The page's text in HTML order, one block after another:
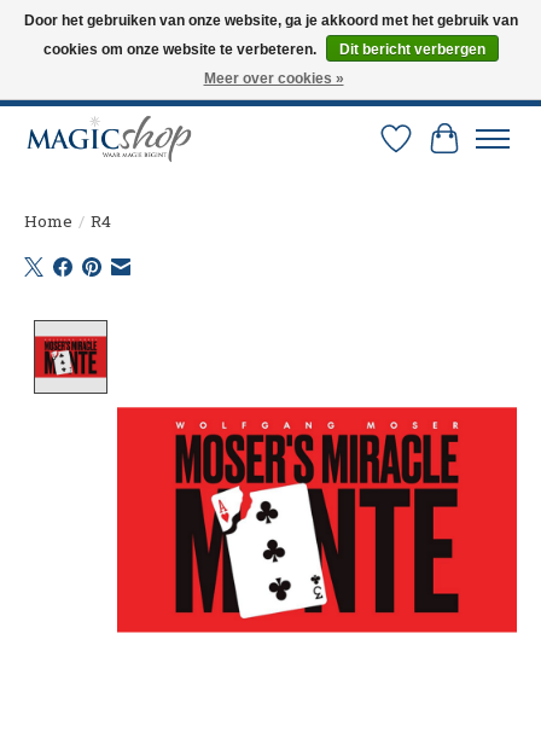
Altijd de nieuwste trucs op voorraad. Snelle verzending via PostNL en DHL.
Langskomen in onze winkel? Bel of mail om een afspraak te maken. 0251-
Verlanglijst
Home / R4
Door het gebruiken van onze website, ga je akkoord met het gebruik van
cookies om onze website te verbeteren.
Dit bericht verbergen
Meer over cookies »